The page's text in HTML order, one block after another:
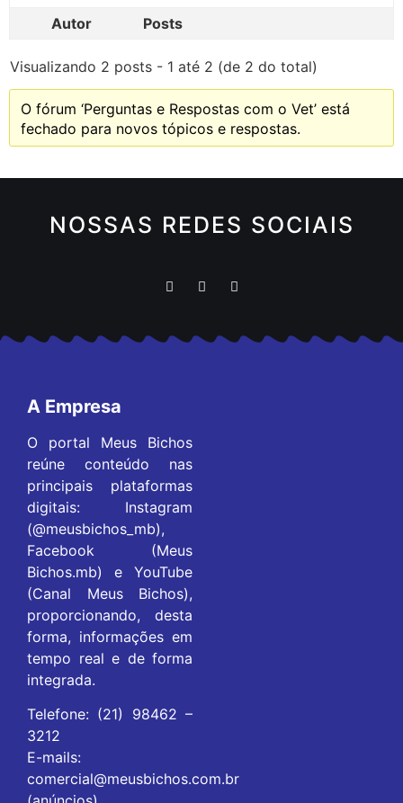
Autor
Posts
Visualizando 2 posts - 1 até 2 (de 2 do total)
O fórum ‘Perguntas e Respostas com o Vet’ está
fechado para novos tópicos e respostas.
NOSSAS REDES SOCIAIS
A Empresa
O portal Meus Bichos
reúne conteúdo nas
principais plataformas
digitais: Instagram
(@meusbichos_mb),
Facebook (Meus
Bichos.mb) e YouTube
(Canal Meus Bichos),
proporcionando, desta
forma, informações em
tempo real e de forma
integrada.
Telefone: (21) 98462 –
3212
E-mails:
comercial@meusbichos.com.br